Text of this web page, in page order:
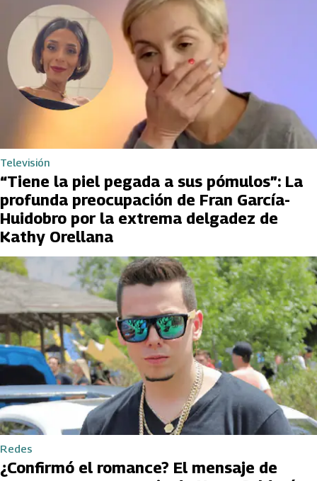
Televisión
“Tiene la piel pegada a sus pómulos”: La
profunda preocupación de Fran García-
Huidobro por la extrema delgadez de
Kathy Orellana
Redes
¿Confirmó el romance? El mensaje de